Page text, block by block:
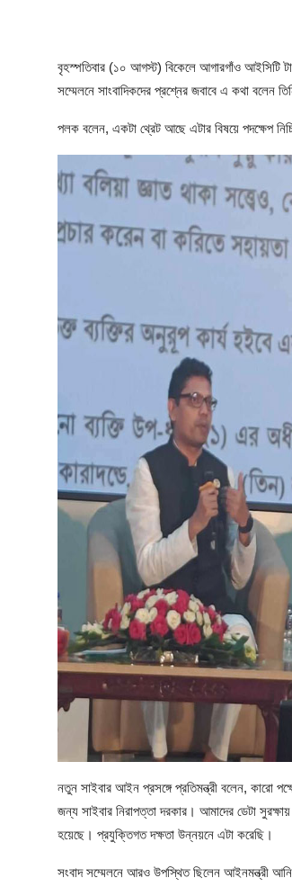
আইনি পরামর্শের
বৃহস্পতিবার (১০ আগস্ট) বিকেলে আগারগাঁও আইসিটি
সম্মেলনে সাংবাদিকদের প্রশ্নের জবাবে এ কথা বলেন
পলক বলেন, একটা থ্রেট আছে এটার বিষয়ে পদক্ষেপ
নতুন সাইবার আইন প্রসঙ্গে প্রতিমন্ত্রী বলেন, কারো
জন্য সাইবার নিরাপত্তা দরকার। আমাদের ডেটা
হয়েছে। প্রযুক্তিগত দক্ষতা উন্নয়নে এটা করেছি।
সংবাদ সম্মেলনে আরও উপস্থিত ছিলেন আইনমন্ত্রী